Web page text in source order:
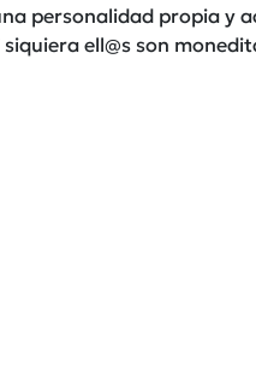
personalidad propia y
ell@s son